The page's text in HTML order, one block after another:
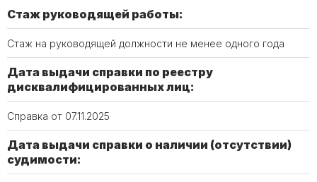
Стаж руководящей работы:
Стаж на руководящей должности не менее одного года
Дата выдачи справки по реестру
дисквалифицированных лиц:
Справка от 07.11.2025
Дата выдачи справки о наличии (отсутствии)
судимости: